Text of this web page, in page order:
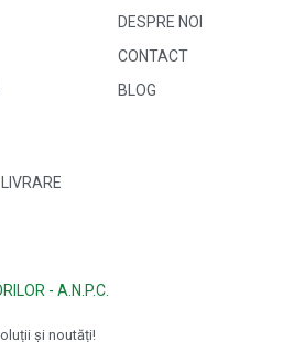
DESPRE NOI
CONTACT
BLOG
- A.N.P.C.
și noutăți!